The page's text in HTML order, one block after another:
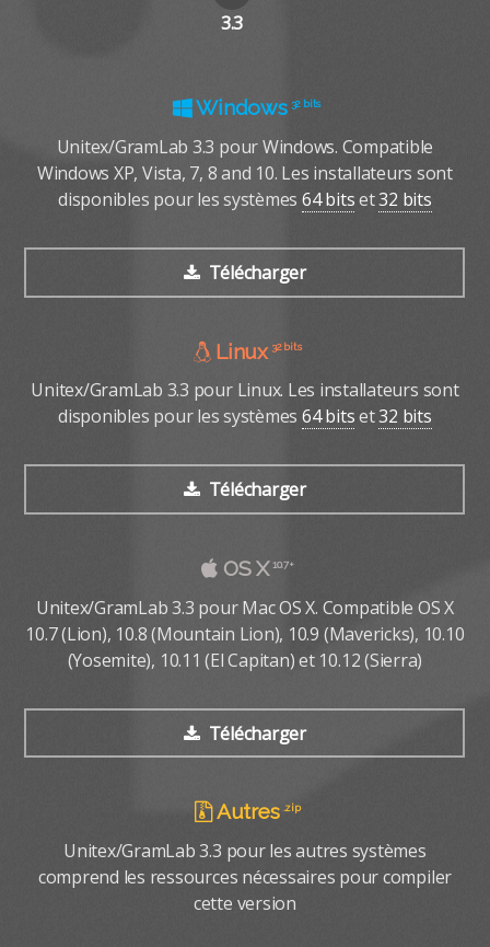
3.3
Windows 32 bits
Unitex/GramLab 3.3 pour Windows. Compatible
Windows XP, Vista, 7, 8 and 10. Les installateurs sont
disponibles pour les systèmes 64 bitset32 bits
Télécharger
Linux 32 bits
Unitex/GramLab 3.3 pour Linux. Les installateurs sont
disponibles pour les systèmes 64 bitset32 bits
Télécharger
OS X 10.7+
Unitex/GramLab 3.3 pour Mac OS X. Compatible OS X
10.7 (Lion), 10.8 (Mountain Lion), 10.9 (Mavericks), 10.10
(Yosemite), 10.11 (El Capitan) et 10.12 (Sierra)
Télécharger
Autres .zip
Unitex/GramLab 3.3 pour les autres systèmes
comprend les ressources nécessaires pour compiler
cette version
Windows 32 bits
Unitex/GramLab 4.0alpha pour Windows. Compatible
Windows XP, Vista, 7, 8 and 10. Les installateurs sont
disponibles pour les systèmes 64 bitset32 bits
Télécharger
Linux 32 bits
Unitex/GramLab 4.0alpha pour Linux. Les installateurs
sont disponibles pour64 bitset32 bits
Télécharger
OS X 10.7+
Unitex/GramLab 4.0alpha pour Mac OS X. Compatible
OS X 10.7 (Lion), 10.8 (Mountain Lion), 10.9 (Mavericks),
10.10 (Yosemite), 10.11 (El Capitan) et 10.12 (Sierra)
Télécharger
Autres .zip
Unitex/GramLab 4.0alpha pour les autres systèmes
comprend les ressources nécessaires pour compiler
cette version